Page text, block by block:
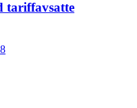
tariffavsatte